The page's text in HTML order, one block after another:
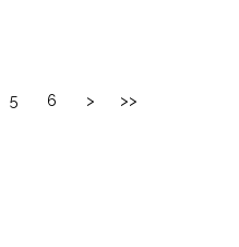
5 6 > >>